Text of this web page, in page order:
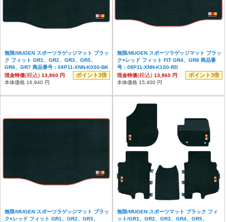
無限/MUGEN スポーツラゲッジマット ブラッ
ク フィット GR1、GR2、GR3、GR5、
GR6、GR7 商品番号：08P11-XNN-K0S0-BK
現金特価(税込) 13,860 円 ポイント3倍
本体価格 16,940 円
無限/MUGEN スポーツラゲッジマット ブラッ
ク×レッド フィット FIT GR4、GR8 商品番
号：08P11-XNN-K1S0-RD
現金特価(税込) 13,860 円 ポイント3倍
本体価格 15,400 円
無限/MUGEN スポーツラゲッジマット ブラッ
ク×レッド フィット GR1、GR2、GR3、
無限/MUGEN スポーツマット ブラック フィ
ット/GR1、GR2、GR3、GR4、GR5、